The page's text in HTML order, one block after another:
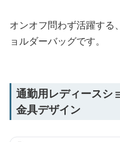
オンオフ問わず活躍する
ョルダーバッグです。
通勤用レディースシ
金具デザイン